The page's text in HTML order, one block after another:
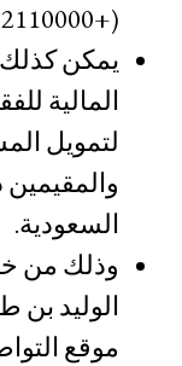
(+966112110000).
يمكن
المالية
لتمويل
والمقيمين
السعودية.
وذلك من
الوليد بن
موقع